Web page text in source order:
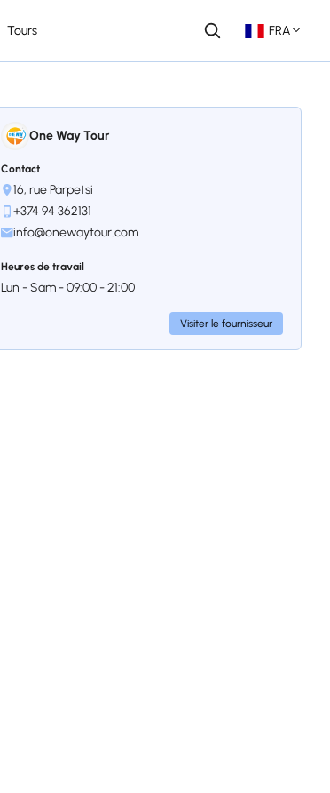
Tours FRA
One Way Tour
Contact
16, rue Parpetsi
+374 94 362131
info@onewaytour.com
Heures de travail
Lun - Sam - 09:00 - 21:00
Visiter le fournisseur